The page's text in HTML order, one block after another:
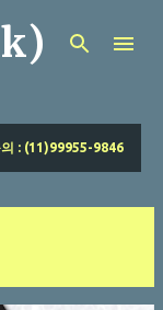
: (11)99955-9846